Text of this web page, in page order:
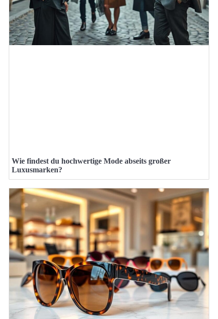
Wie findest du hochwertige Mode abseits großer
Luxusmarken?